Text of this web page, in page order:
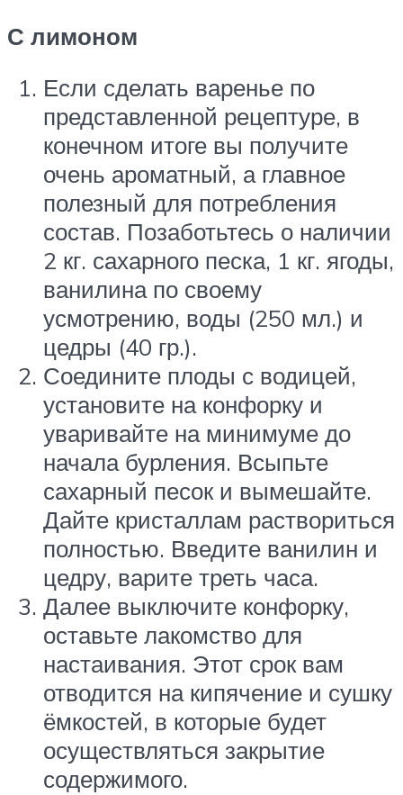
С лимоном
Если сделать варенье по
представленной рецептуре, в
конечном итоге вы получите
очень ароматный, а главное
полезный для потребления
состав. Позаботьтесь о наличии
2 кг. сахарного песка, 1 кг. ягоды,
ванилина по своему
усмотрению, воды (250 мл.) и
цедры (40 гр.).
Соедините плоды с водицей,
установите на конфорку и
уваривайте на минимуме до
начала бурления. Всыпьте
сахарный песок и вымешайте.
Дайте кристаллам раствориться
полностью. Введите ванилин и
цедру, варите треть часа.
Далее выключите конфорку,
оставьте лакомство для
настаивания. Этот срок вам
отводится на кипячение и сушку
ёмкостей, в которые будет
осуществляться закрытие
содержимого.